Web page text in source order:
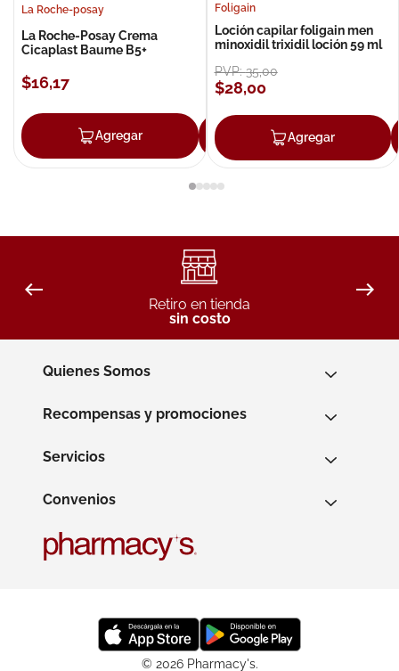
La Roche-posay
La Roche-Posay Crema
Cicaplast Baume B5+
$16,17
Agregar Agregar
Foligain
Loción capilar foligain men
minoxidil trixidil loción 59 ml
PVP:35,00
$28,00
Agregar
Retiro en tienda
sin costo
Quienes Somos
Recompensas y promociones
Servicios
Convenios
© 2026 Pharmacy's.